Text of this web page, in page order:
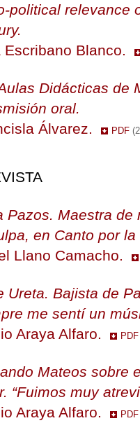
political relevance
Escribano Blanco.
Didácticas de
oral.
Álvarez.
PDF
Pazos. Maestra de
en Canto por
Llano Camacho.
Ureta. Bajista de
me sentí un
Araya Alfaro.
Mateos sobre
“Fuimos muy
Araya Alfaro.